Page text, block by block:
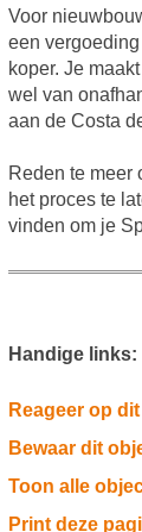
Voor
een
koper. Je
wel van
aan de Costa
Reden te meer
het proces te
vinden om je
Handige links:
Reageer op
Bewaar dit
Toon alle
Print deze